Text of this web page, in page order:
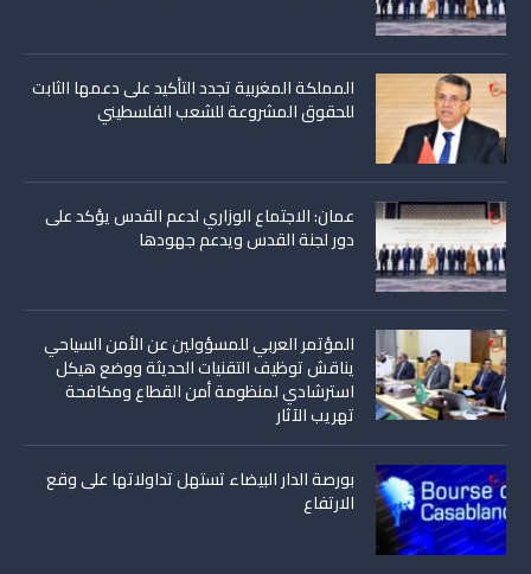
المملكة المغربية تجدد التأكيد على دعمها الثابت
للحقوق المشروعة للشعب الفلسطيني
عمان: الاجتماع الوزاري لدعم القدس يؤكد على
دور لجنة القدس ويدعم جهودها
المؤتمر العربي للمسؤولين عن الأمن السياحي
يناقش توظيف التقنيات الحديثة ووضع هيكل
استرشادي لمنظومة أمن القطاع ومكافحة
تهريب الآثار
بورصة الدار البيضاء تستهل تداولاتها على وقع
الارتفاع